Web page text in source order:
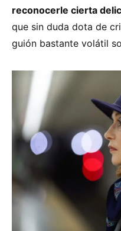
reconocerle cierta
que sin duda dota de
guión bastante volátil